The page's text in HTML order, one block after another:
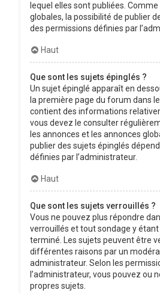
lequel elles sont publiées.
globales, la possibilité de publier
des permissions définies par
Haut
Que sont les sujets épinglés ?
Un sujet épinglé apparaît en
la première page du forum dans
contient des informations
vous devez le consulter
les annonces et les annonces
publier des sujets épinglés
définies par l’administrateur.
Haut
Que sont les sujets verrouillés ?
Vous ne pouvez plus répondre
verrouillés et tout sondage y
terminé. Les sujets peuvent être
différentes raisons par un
administrateur. Selon les
l’administrateur, vous pouvez ou
propres sujets.